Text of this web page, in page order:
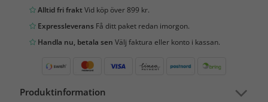
Alltid fri fraktVid köp över 899 kr.
Expressleverans Få ditt paket redan imorgon.
Handla nu, betala sen Välj faktura eller konto i kassan.
Produktinformation